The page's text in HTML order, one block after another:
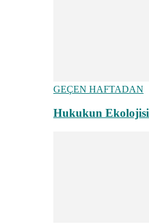
GEÇEN HAFTADAN
Hukukun Ekolojisi